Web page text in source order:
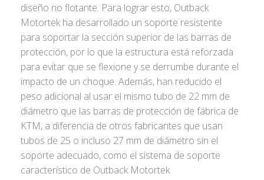
diseño no flotante. Para lograr esto, Outback
Motortek ha desarrollado un soporte resistente
para soportar la sección superior de las barras de
protección, por lo que la estructura está reforzada
para evitar que se flexione y se derrumbe durante el
impacto de un choque. Además, han reducido el
peso adicional al usar el mismo tubo de 22 mm de
diámetro que las barras de protección de fábrica de
KTM, a diferencia de otros fabricantes que usan
tubos de 25 o incluso 27 mm de diámetro sin el
soporte adecuado, como el sistema de soporte
característico de Outback Motortek.